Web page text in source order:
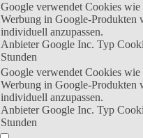
Google verwendet Cookies
Werbung in Google-Produkten
individuell anzupassen.
Anbieter Google Inc. Typ
Stunden
Google verwendet Cookies
Werbung in Google-Produkten
individuell anzupassen.
Anbieter Google Inc. Typ
Stunden